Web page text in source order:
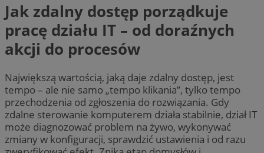
Jak zdalny dostęp porządkuje
pracę działu IT – od doraźnych
akcji do procesów
Największą wartością, jaką daje zdalny dostęp, jest
tempo – ale nie samo „tempo klikania”, tylko tempo
przechodzenia od zgłoszenia do rozwiązania. Gdy
zdalne sterowanie komputerem działa stabilnie, dział IT
może diagnozować problem na żywo, wykonywać
zmiany w konfiguracji, sprawdzić ustawienia i od razu